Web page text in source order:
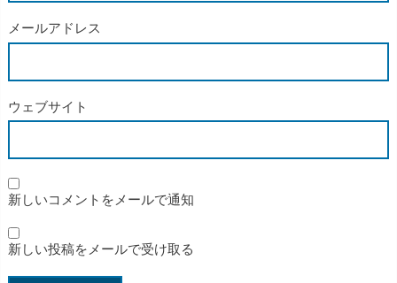
メールアドレス
ウェブサイト
新しいコメントをメールで通知
新しい投稿をメールで受け取る